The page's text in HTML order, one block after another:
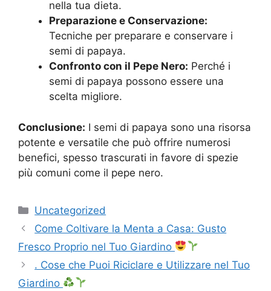
nella tua dieta.
Preparazione e Conservazione:
Tecniche per preparare e conservare i
semi di papaya.
Confronto con il Pepe Nero: Perché i
semi di papaya possono essere una
scelta migliore.
Conclusione: I semi di papaya sono una risorsa
potente e versatile che può offrire numerosi
benefici, spesso trascurati in favore di spezie
più comuni come il pepe nero.
Categories
Uncategorized
Come Coltivare la Menta a Casa: Gusto
Fresco Proprio nel Tuo Giardino
. Cose che Puoi Riciclare e Utilizzare nel Tuo
Giardino